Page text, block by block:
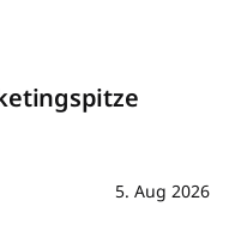
5. Aug 2026